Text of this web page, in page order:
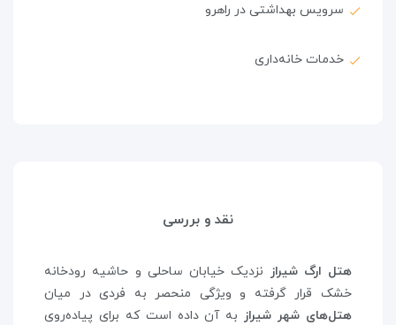
سرویس بهداشتی در راهرو
خدمات خانه‌داری
نقد و بررسی
هتل ارگ شیراز نزدیک خیابان ساحلی و حاشیه رودخانه
خشک قرار گرفته و ویژگی منحصر به فردی در میان
هتل‌های شهر شیراز به آن داده است که برای پیاده‌روی